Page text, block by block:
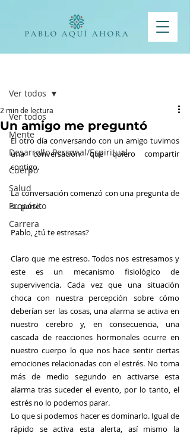
Ver todos
Mente
Desarrollo Personal/Espiritual
Cuerpo
Salud
Propósito
Carrera
Ver todos
Un amigo me preguntó
2 min de lectura
El otro día conversando con un amigo tuvimos
una conversación que quiero compartir
contigo.
La conversación comenzó con una pregunta de
su parte.
Pablo, ¿tú te estresas?
Claro que me estreso. Todos nos estresamos y
este es un mecanismo fisiológico de
supervivencia. Cada vez que una situación
choca con nuestra percepción sobre cómo
deberían ser las cosas, una alarma se activa en
nuestro cerebro y, en consecuencia, una
cascada de reacciones hormonales ocurre en
nuestro cuerpo lo que nos hace sentir ciertas
emociones relacionadas con el estrés. No toma
más de medio segundo en activarse esta
alarma tras suceder el evento, por lo tanto, el
estrés no lo podemos parar.
Lo que si podemos hacer es dominarlo. Igual de
rápido se activa esta alerta, así mismo la